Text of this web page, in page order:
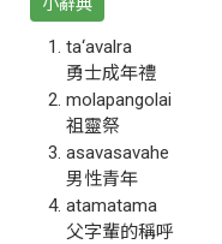
ta‘avalra
勇士成年禮
molapangolai
祖靈祭
asavasavahe
男性青年
atamatama
父字輩的稱呼